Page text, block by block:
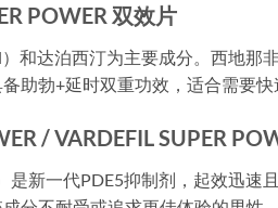
POWER 双效片
和达泊西汀为主要成分。西地那
助勃+延时双重功效，适合需要快
/ VARDEFIL SUPER
是新一代PDE5抑制剂，起效迅速